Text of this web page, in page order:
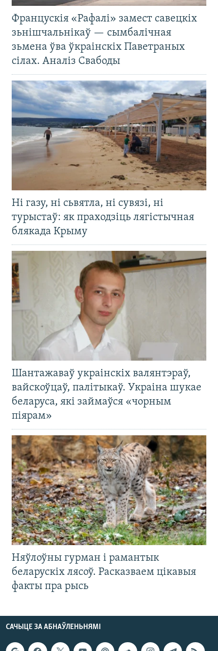
Францускія «Рафалі» замест савецкіх
зьнішчальнікаў — сымбалічная
зьмена ўва ўкраінскіх Паветраных
сілах. Аналіз Свабоды
Ні газу, ні сьвятла, ні сувязі, ні
турыстаў: як праходзіць лягістычная
блякада Крыму
Шантажаваў украінскіх валянтэраў,
вайскоўцаў, палітыкаў. Украіна шукае
беларуса, які займаўся «чорным
піярам»
Няўлоўны гурман і рамантык
беларускіх лясоў. Расказваем цікавыя
факты пра рысь
САЧЫЦЕ ЗА АБНАЎЛЕНЬНЯМІ